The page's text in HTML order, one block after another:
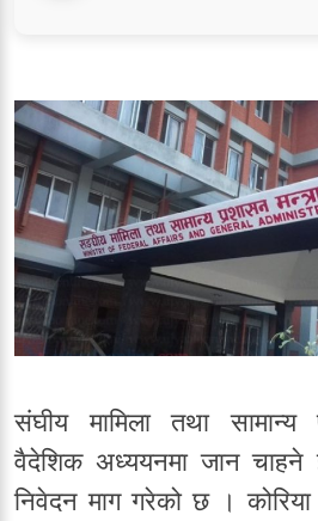
संघीय मामिला तथा सामान्य
वैदेशिक अध्ययनमा जान चाहने
निवेदन माग गरेको छ । कोरिया